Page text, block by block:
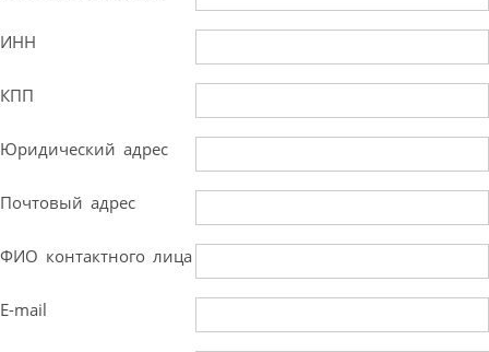
ИНН
КПП
Юридический адрес
Почтовый адрес
ФИО контактного лица
E-mail